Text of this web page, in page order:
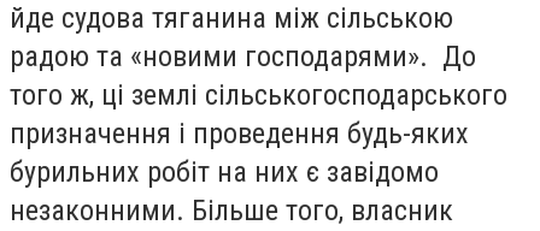
йде судова тяганина між сільською
радою та «новими господарями». До
того ж, ці землі сільськогосподарського
призначення і проведення будь-яких
бурильних робіт на них є завідомо
незаконними. Більше того, власник